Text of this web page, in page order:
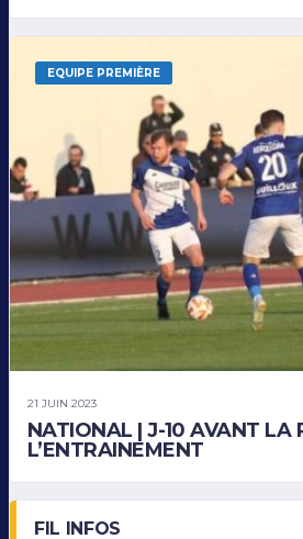
EQUIPE PREMIÈRE
21 JUIN 2023
NATIONAL | J-10 AVANT LA
L’ENTRAINEMENT
FIL INFOS